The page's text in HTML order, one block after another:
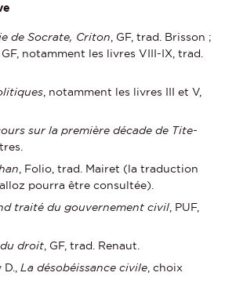
de Socrate, Criton , GF, trad. Brisson ;
notamment les livres VIII-IX, trad.
, notamment les livres III et V,
sur la première décade de Tite-
, Folio, trad. Mairet (la traduction
pourra être consultée).
traité du gouvernement civil , PUF,
droit , GF, trad. Renaut.
La désobéissance civile , choix